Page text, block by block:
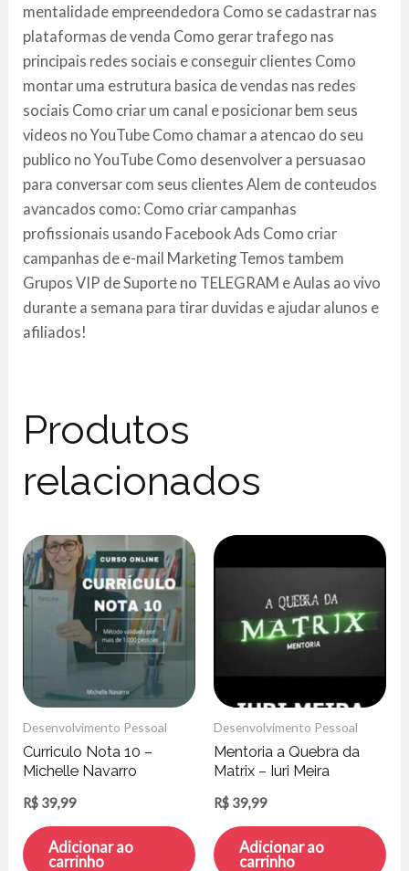
mentalidade empreendedora Como se cadastrar nas
plataformas de venda Como gerar trafego nas
principais redes sociais e conseguir clientes Como
montar uma estrutura basica de vendas nas redes
sociais Como criar um canal e posicionar bem seus
videos no YouTube Como chamar a atencao do seu
publico no YouTube Como desenvolver a persuasao
para conversar com seus clientes Alem de conteudos
avancados como: Como criar campanhas
profissionais usando Facebook Ads Como criar
campanhas de e-mail Marketing Temos tambem
Grupos VIP de Suporte no TELEGRAM e Aulas ao vivo
durante a semana para tirar duvidas e ajudar alunos e
afiliados!
Produtos
relacionados
Desenvolvimento Pessoal
Curriculo Nota 10 –
Michelle Navarro
R$ 39,99
Adicionar ao
carrinho
Desenvolvimento Pessoal
Mentoria a Quebra da
Matrix – Iuri Meira
R$ 39,99
Adicionar ao
carrinho